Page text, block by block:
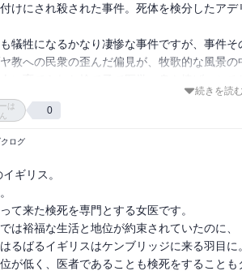
けにされ殺された事件。死体を検分したアデ
犠牲になるかなり凄惨な事件ですが、事件
教への民衆の歪んだ偏見が、牧歌的な風景の
ても死体専門。
ア王の側近のユダヤ人とアラブ人の召使、
査は進みませんが、驚きの展開もあります。
もおかしくないんだと、思い出させられて、
続きを読む
は
0
ログ
ギリス。
て来た検死を専門とする女医です。
は裕福な生活と地位が約束されていたのに、
るばるイギリスはケンブリッジに来る羽目に。
が低く、医者であることも検死をすることも